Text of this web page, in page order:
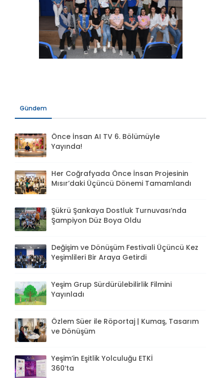
Gündem
Önce İnsan AI TV 6. Bölümüyle
Yayında!
Her Coğrafyada Önce İnsan Projesinin
Mısır’daki Üçüncü Dönemi Tamamlandı
Şükrü Şankaya Dostluk Turnuvası’nda
Şampiyon Düz Boya Oldu
Değişim ve Dönüşüm Festivali Üçüncü Kez
Yeşimlileri Bir Araya Getirdi
Yeşim Grup Sürdürülebilirlik Filmini
Yayınladı
Özlem Süer ile Röportaj | Kumaş, Tasarım
ve Dönüşüm
Yeşim’in Eşitlik Yolculuğu ETKİ
360’ta